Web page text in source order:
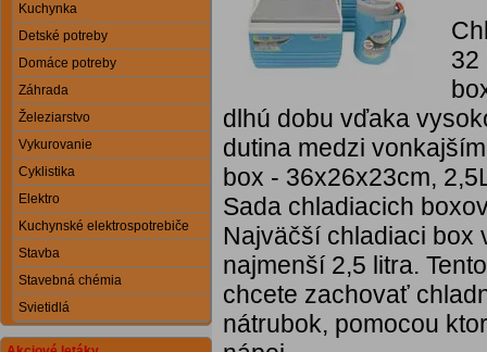
Kuchynka
Detské potreby
Domáce potreby
Záhrada
Železiarstvo
Vykurovanie
Cyklistika
Elektro
Kuchynské elektrospotrebiče
Stavba
Stavebná chémia
Svietidlá
32
dlhú dobu vďaka
dutina medzi
box - 36x26x23cm,
Sada chladiacich
Najväčší chladiaci box
najmenší 2,5 litra.
chcete zachovať
nátrubok, pomocou